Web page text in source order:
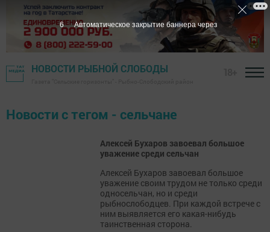
НОВОСТИ РЫБНОЙ СЛОБОДЫ
Новости с тегом - сельчане
Алексей Бухаров завоевал большое
уважение среди сельчан
Алексей Бухаров завоевал большое
уважение своим трудом не только среди
односельчан, но и среди
рыбнослободцев. При каждой встрече с
ним выявляется его какая-нибудь
таинственная сторона.
6 Автоматическое закрытие баннера через